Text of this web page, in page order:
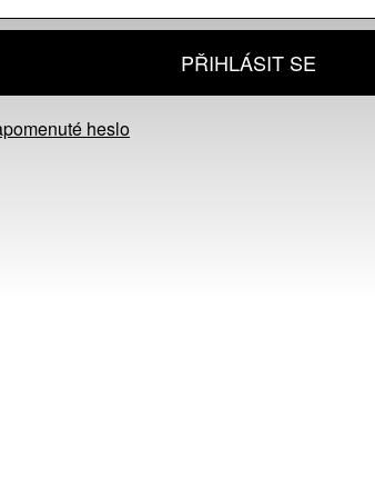
PŘIHLÁSIT SE
heslo